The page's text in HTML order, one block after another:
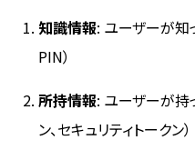
知識情報: ユーザーが知
PIN）
所持情報: ユーザーが持
ン、セキュリティトークン）